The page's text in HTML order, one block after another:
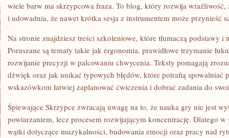
wiele barw ma skrzypcowa fraza. To blog, który rozwija wrażliwość,
i udowadnia, że nawet krótka sesja z instrumentem może przynieść
Na stronie znajdziesz treści szkoleniowe, które tłumaczą podstawy i
Poruszane są tematy takie jak ergonomia, prawidłowe trzymanie
rozwijanie precyzji w palcowaniu chwycenia. Teksty pomagają
dźwięk oraz jak unikać typowych błędów, które potrafią spowalniać
wskazówkom łatwiej zaplanować ćwiczenia i dobrać zadania do
Śpiewające Skrzypce zwracają uwagę na to, że nauka gry nie jest
powtarzaniem, lecz procesem rozwijającym koncentrację. Dlatego
wątki dotyczące muzykalności, budowania emocji oraz pracy nad